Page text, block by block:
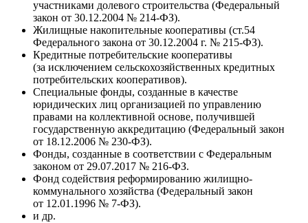
участниками долевого строительства (Федеральный
закон от 30.12.2004 № 214-ФЗ).
Жилищные накопительные кооперативы (ст.54
Федерального закона от 30.12.2004 г. № 215-ФЗ).
Кредитные потребительские кооперативы
(за исключением сельскохозяйственных кредитных
потребительских кооперативов).
Специальные фонды, созданные в качестве
юридических лиц организацией по управлению
правами на коллективной основе, получившей
государственную аккредитацию (Федеральный закон
от 18.12.2006 № 230-ФЗ).
Фонды, созданные в соответствии с Федеральным
законом от 29.07.2017 № 216-ФЗ.
Фонд содействия реформированию жилищно-
коммунального хозяйства (Федеральный закон
от 12.01.1996 № 7-ФЗ).
и др.